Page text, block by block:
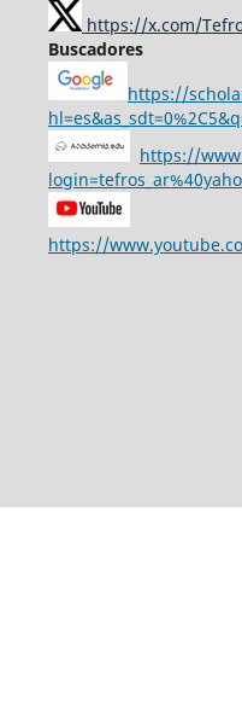
https://x.com/
Buscadores
https://
https://
https://